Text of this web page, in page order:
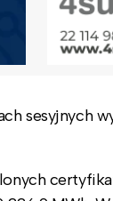
sesyjnych